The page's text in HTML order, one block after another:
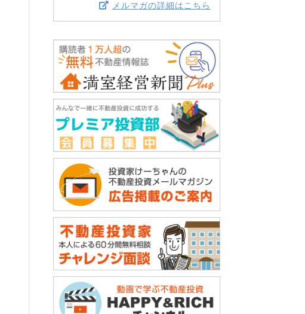
メルマガの詳細はこちら